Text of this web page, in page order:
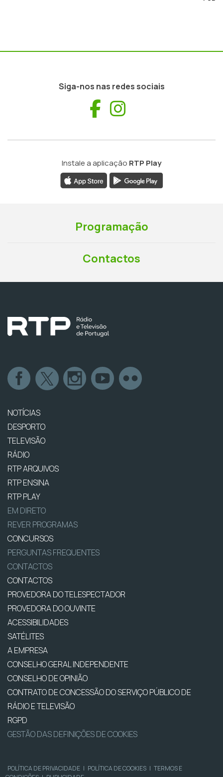
Siga-nos nas redes sociais
Facebook
Instale a aplicação RTP Play
Programação
Contactos
NOTÍCIAS
DESPORTO
TELEVISÃO
RÁDIO
RTP ARQUIVOS
RTP ENSINA
RTP PLAY
EM DIRETO
REVER PROGRAMAS
CONCURSOS
PERGUNTAS FREQUENTES
CONTACTOS
CONTACTOS
PROVEDORA DO TELESPECTADOR
PROVEDORA DO OUVINTE
ACESSIBILIDADES
SATÉLITES
A EMPRESA
CONSELHO GERAL INDEPENDENTE
CONSELHO DE OPINIÃO
CONTRATO DE CONCESSÃO DO SERVIÇO PÚBLICO DE
RÁDIO E TELEVISÃO
RGPD
GESTÃO DAS DEFINIÇÕES DE COOKIES
POLÍTICA DE PRIVACIDADE | POLÍTICA DE COOKIES | TERMOS E